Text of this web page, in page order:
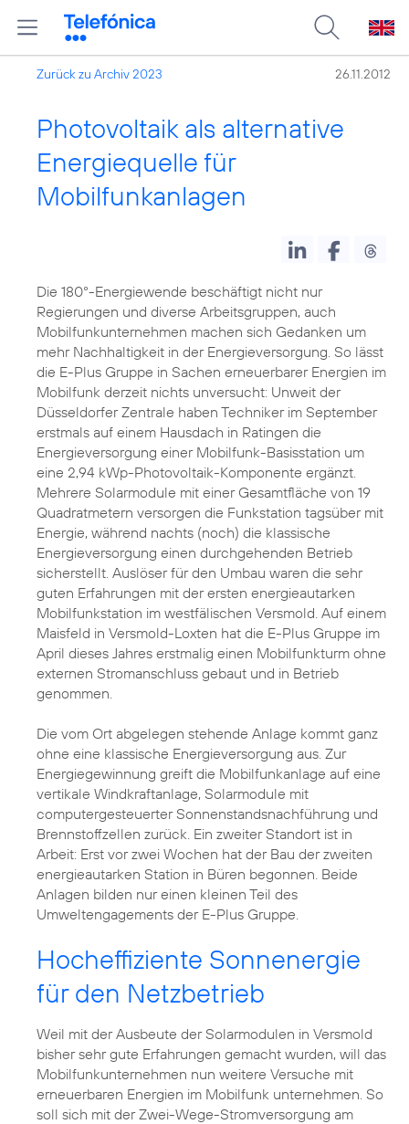
Zurück zu Archiv 2023 26.11.2012
Photovoltaik als alternative
Energiequelle für
Mobilfunkanlagen
Die 180°-Energiewende beschäftigt nicht nur
Regierungen und diverse Arbeitsgruppen, auch
Mobilfunkunternehmen machen sich Gedanken um
mehr Nachhaltigkeit in der Energieversorgung. So lässt
die E-Plus Gruppe in Sachen erneuerbarer Energien im
Mobilfunk derzeit nichts unversucht: Unweit der
Düsseldorfer Zentrale haben Techniker im September
erstmals auf einem Hausdach in Ratingen die
Energieversorgung einer Mobilfunk-Basisstation um
eine 2,94 kWp-Photovoltaik-Komponente ergänzt.
Mehrere Solarmodule mit einer Gesamtfläche von 19
Quadratmetern versorgen die Funkstation tagsüber mit
Energie, während nachts (noch) die klassische
Energieversorgung einen durchgehenden Betrieb
sicherstellt. Auslöser für den Umbau waren die sehr
guten Erfahrungen mit der ersten energieautarken
Mobilfunkstation im westfälischen Versmold. Auf einem
Maisfeld in Versmold-Loxten hat die E-Plus Gruppe im
April dieses Jahres erstmalig einen Mobilfunkturm ohne
externen Stromanschluss gebaut und in Betrieb
genommen.
Die vom Ort abgelegen stehende Anlage kommt ganz
ohne eine klassische Energieversorgung aus. Zur
Energiegewinnung greift die Mobilfunkanlage auf eine
vertikale Windkraftanlage, Solarmodule mit
computergesteuerter Sonnenstandsnachführung und
Brennstoffzellen zurück. Ein zweiter Standort ist in
Arbeit: Erst vor zwei Wochen hat der Bau der zweiten
energieautarken Station in Büren begonnen. Beide
Anlagen bilden nur einen kleinen Teil des
Umweltengagements der E-Plus Gruppe.
Hocheffiziente Sonnenergie
für den Netzbetrieb
Weil mit der Ausbeute der Solarmodulen in Versmold
bisher sehr gute Erfahrungen gemacht wurden, will das
Mobilfunkunternehmen nun weitere Versuche mit
erneuerbaren Energien im Mobilfunk unternehmen. So
soll sich mit der Zwei-Wege-Stromversorgung am